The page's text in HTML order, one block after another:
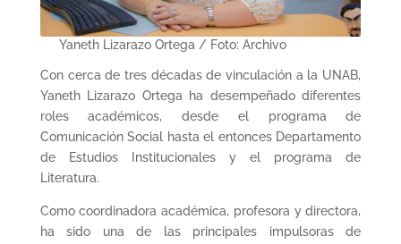
Yaneth Lizarazo Ortega / Foto: Archivo
Con cerca de tres décadas de vinculación a la UNAB,
Yaneth Lizarazo Ortega ha desempeñado diferentes
roles académicos, desde el programa de
Comunicación Social hasta el entonces Departamento
de Estudios Institucionales y el programa de
Literatura.
Como coordinadora académica, profesora y directora,
ha sido una de las principales impulsoras de